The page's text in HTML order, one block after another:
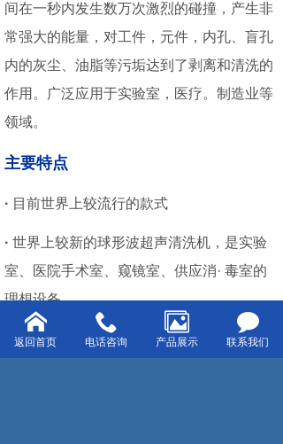
间在一秒内发生数万次激烈的碰撞，产生非
常强大的能量，对工件，元件，内孔、盲孔
内的灰尘、油脂等污垢达到了剥离和清洗的
作用。广泛应用于实验室，医疗。制造业等
领域。
主要特点
· 目前世界上较流行的款式
· 世界上较新的球形波超声清洗机，是实验
室、医院手术室、窥镜室、供应消· 毒室的
理想设备
美式控制系统，操作更便捷
返回首页 电话咨询 产品展示 联系我们